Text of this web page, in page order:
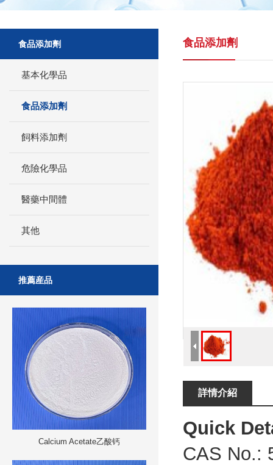
食品添加劑
基本化學品
食品添加劑
飼料添加劑
危險化學品
醫藥中間體
其他
推薦産品
Calcium Acetate乙酸钙
食品添加劑
詳情介紹
Quick
CAS No.: